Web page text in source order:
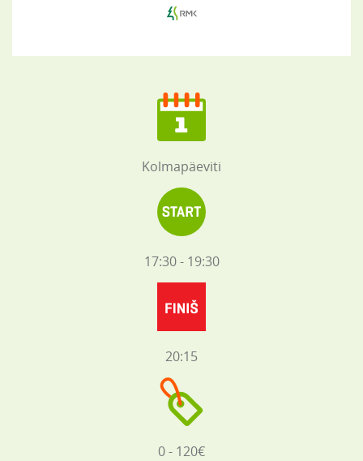
Kolmapäeviti
17:30 - 19:30
20:15
0 - 120€